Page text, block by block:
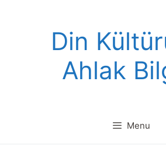
Din
Ahlak
Menu